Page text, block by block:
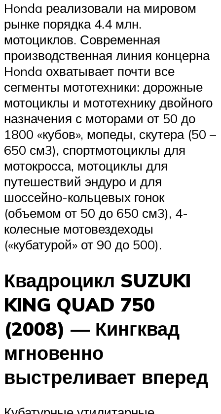
Honda реализовали на мировом
рынке порядка 4.4 млн.
мотоциклов. Современная
производственная линия концерна
Honda охватывает почти все
сегменты мототехники: дорожные
мотоциклы и мототехнику двойного
назначения с моторами от 50 до
1800 «кубов», мопеды, скутера (50 –
650 см3), спортмотоциклы для
мотокросса, мотоциклы для
путешествий эндуро и для
шоссейно-кольцевых гонок
(объемом от 50 до 650 см3), 4-
колесные мотовездеходы
(«кубатурой» от 90 до 500).
Квадроцикл SUZUKI
KING QUAD 750
(2008) — Кингквад
мгновенно
выстреливает вперед